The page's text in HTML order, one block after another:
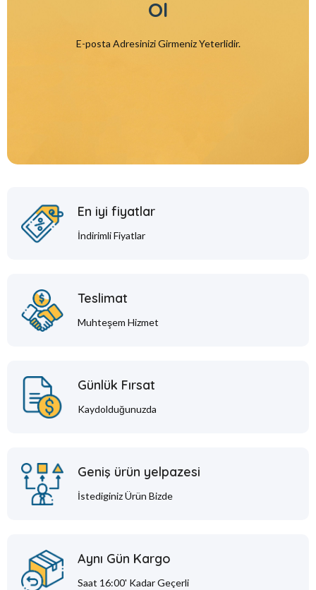
Ol
E-posta Adresinizi Girmeniz Yeterlidir.
En iyi fiyatlar
İndirimli Fiyatlar
Teslimat
Muhteşem Hizmet
Günlük Fırsat
Kaydolduğunuzda
Geniş ürün yelpazesi
İstediginiz Ürün Bizde
Aynı Gün Kargo
Saat 16:00' Kadar Geçerli